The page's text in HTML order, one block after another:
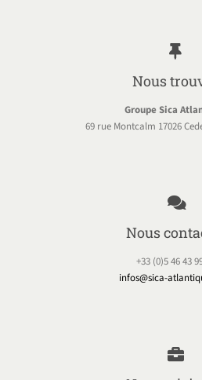
Nous
Groupe Sica
69 rue Montcalm 17026
Nous
+33 (0)5 46 43
infos@sica-